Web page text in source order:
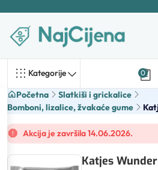
Kategorije 0
Početna
Slatkiši i grickalice
Bomboni, lizalice, žvakaće gume
Akcija je završila 14.06.2026.
Katjes